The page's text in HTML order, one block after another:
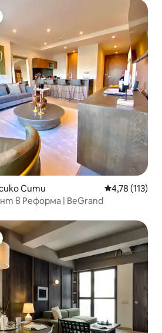
Сити Средна
4,78 (113)
в Реформа | BeGrand